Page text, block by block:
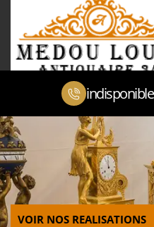
indisponible
VOIR NOS REALISATIONS